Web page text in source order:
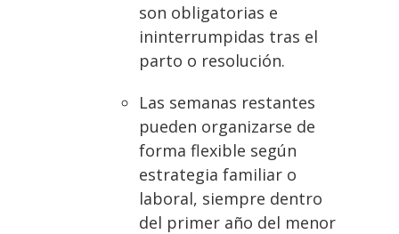
son obligatorias e
ininterrumpidas tras el
parto o resolución.
Las semanas restantes
pueden organizarse de
forma flexible según
estrategia familiar o
laboral, siempre dentro
del primer año del menor